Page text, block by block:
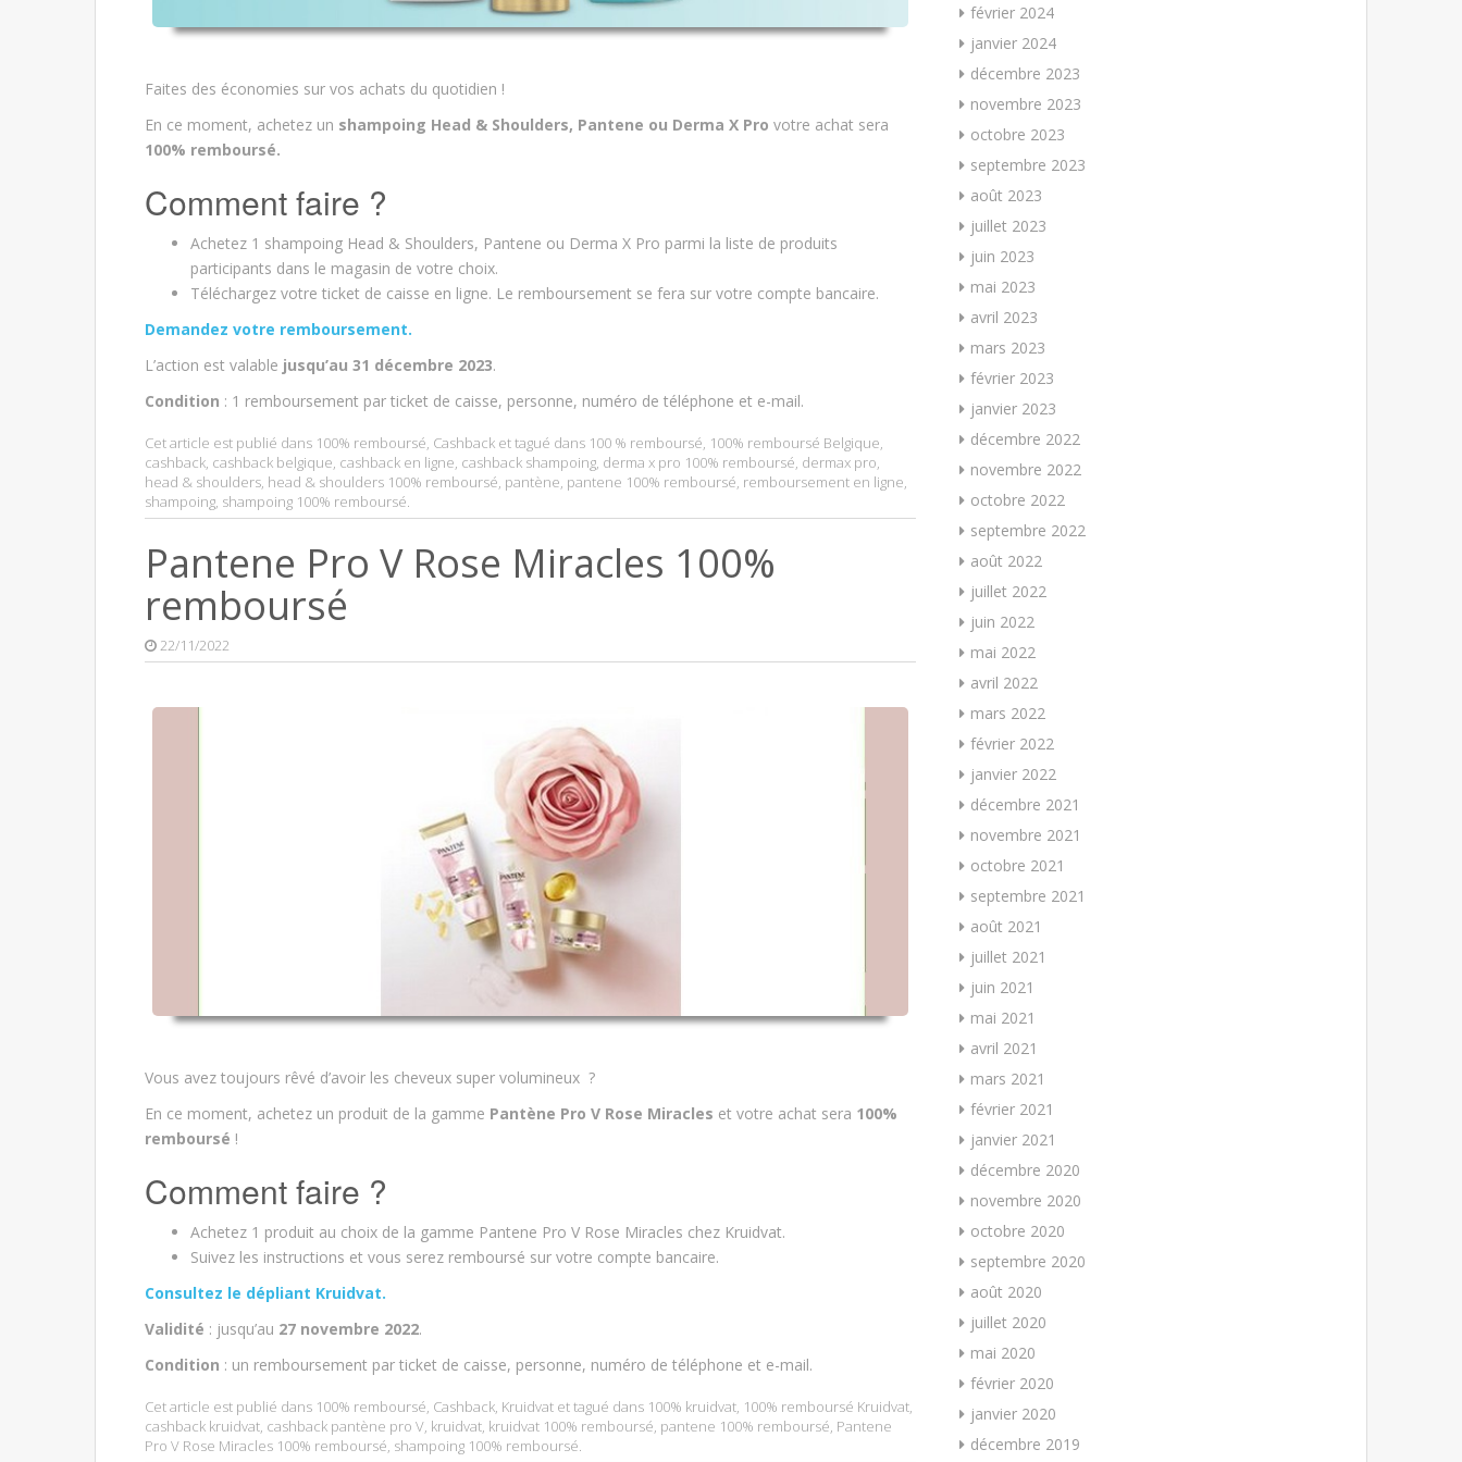
Faites des économies sur vos achats du quotidien !
En ce moment, achetez un shampoing Head & Shoulders, Pantene ou Derma X Pro votre achat sera
100% remboursé.
Comment faire ?
Achetez 1 shampoing Head & Shoulders, Pantene ou Derma X Pro parmi la liste de produits
participants dans le magasin de votre choix.
Téléchargez votre ticket de caisse en ligne. Le remboursement se fera sur votre compte bancaire.
Demandez votre remboursement.
L’action est valable jusqu’au 31 décembre 2023.
Condition : 1 remboursement par ticket de caisse, personne, numéro de téléphone et e-mail.
Cet article est publié dans 100% remboursé, Cashback et tagué dans 100 % remboursé, 100% remboursé Belgique,
cashback, cashback belgique, cashback en ligne, cashback shampoing, derma x pro 100% remboursé, dermax pro,
head & shoulders, head & shoulders 100% remboursé, pantène, pantene 100% remboursé, remboursement en ligne,
shampoing, shampoing 100% remboursé.
Pantene Pro V Rose Miracles 100%
remboursé
22/11/2022
Vous avez toujours rêvé d’avoir les cheveux super volumineux ?
En ce moment, achetez un produit de la gamme Pantène Pro V Rose Miracles et votre achat sera 100%
remboursé !
Comment faire ?
Achetez 1 produit au choix de la gamme Pantene Pro V Rose Miracles chez Kruidvat.
Suivez les instructions et vous serez remboursé sur votre compte bancaire.
Consultez le dépliant Kruidvat.
Validité : jusqu’au 27 novembre 2022.
Condition : un remboursement par ticket de caisse, personne, numéro de téléphone et e-mail.
Cet article est publié dans 100% remboursé, Cashback, Kruidvat et tagué dans 100% kruidvat, 100% remboursé Kruidvat,
cashback kruidvat, cashback pantène pro V, kruidvat, kruidvat 100% remboursé, pantene 100% remboursé, Pantene
Pro V Rose Miracles 100% remboursé, shampoing 100% remboursé.
février 2024
janvier 2024
décembre 2023
novembre 2023
octobre 2023
septembre 2023
août 2023
juillet 2023
juin 2023
mai 2023
avril 2023
mars 2023
février 2023
janvier 2023
décembre 2022
novembre 2022
octobre 2022
septembre 2022
août 2022
juillet 2022
juin 2022
mai 2022
avril 2022
mars 2022
février 2022
janvier 2022
décembre 2021
novembre 2021
octobre 2021
septembre 2021
août 2021
juillet 2021
juin 2021
mai 2021
avril 2021
mars 2021
février 2021
janvier 2021
décembre 2020
novembre 2020
octobre 2020
septembre 2020
août 2020
juillet 2020
mai 2020
février 2020
janvier 2020
décembre 2019